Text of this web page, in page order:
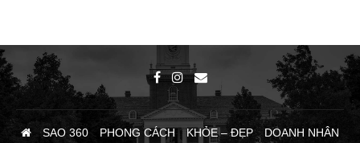
SAO 360 PHONG CÁCH KHỎE – ĐẸP DOANH NHÂN